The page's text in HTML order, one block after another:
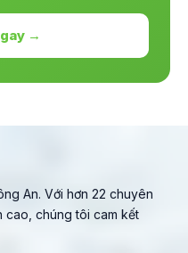
→
An. Với hơn 22 chuyên
cao, chúng tôi cam kết